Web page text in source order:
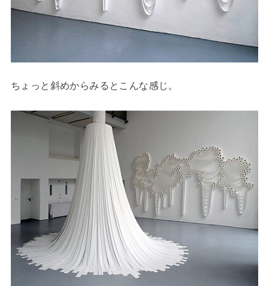
ちょっと斜めからみるとこんな感じ。